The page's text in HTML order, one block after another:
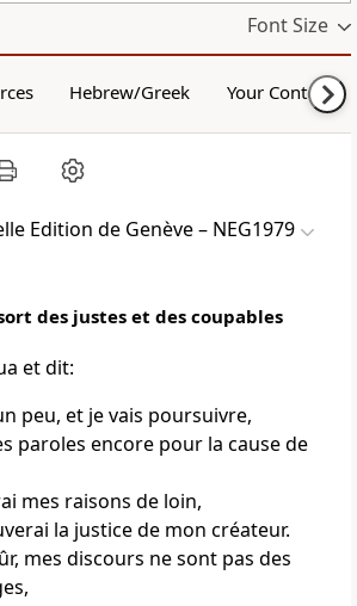
Font Size
Hebrew/Greek Your Content
Edition de Genève – NEG1979
des justes et des coupables
et dit:
peu, et je vais poursuivre,
paroles encore pour la cause de
mes raisons de loin,
la justice de mon créateur.
mes discours ne sont pas des